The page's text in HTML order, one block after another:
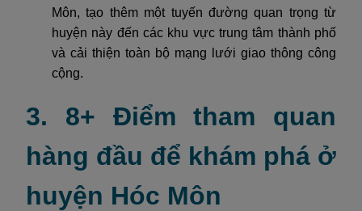
Môn, tạo thêm một tuyến đường quan trọng từ
huyện này đến các khu vực trung tâm thành phố
và cải thiện toàn bộ mạng lưới giao thông công
cộng.
3. 8+ Điểm tham quan
hàng đầu để khám phá ở
huyện Hóc Môn